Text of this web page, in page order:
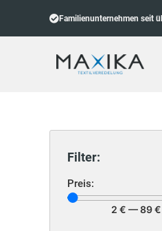
Familienunternehmen seit
Filter:
Preis:
2 € —89€